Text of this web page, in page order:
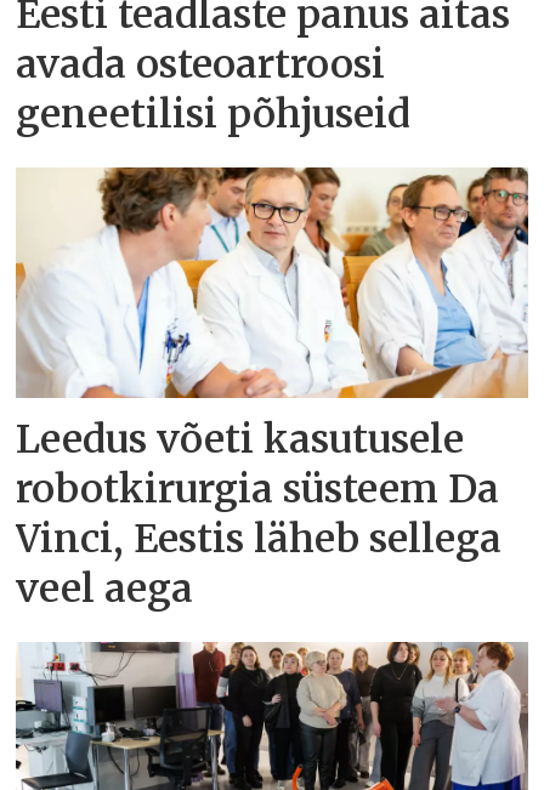
Eesti teadlaste panus aitas
avada osteoartroosi
geneetilisi põhjuseid
Leedus võeti kasutusele
robotkirurgia süsteem Da
Vinci, Eestis läheb sellega
veel aega